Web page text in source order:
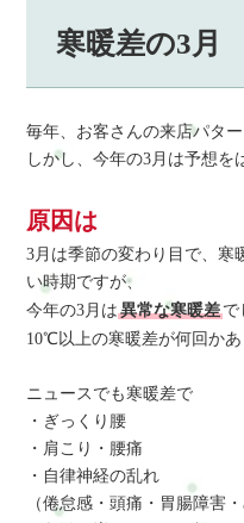
寒暖差の3月
毎年、お客さんの来店パタ
しかし、今年の3月は予想を
原因は
3月は季節の変わり目で、寒
い時期ですが、
今年の3月は異常な寒暖差で
10℃以上の寒暖差が何回かあ
ニュースでも寒暖差で
・ぎっくり腰
・肩こり・腰痛
・自律神経の乱れ
（倦怠感・頭痛・胃腸障害